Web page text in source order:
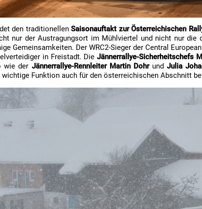
den traditionellenSaisonauftakt zur Österreichischen
nur der Austragungsort im Mühlviertel und nicht nur die
Gemeinsamkeiten. Der WRC2-Sieger der Central
in Freistadt. DieJännerrallye-Sicherheitschefs
wie der Jännerrallye-Rennleiter Martin Dohr undJulia
wichtige Funktion auch für den österreichischen Abschnitt